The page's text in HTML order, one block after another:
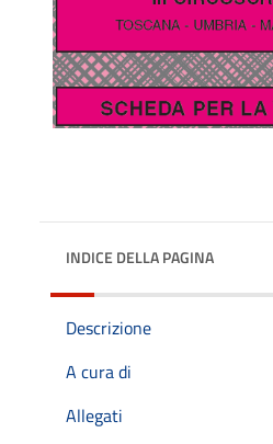
INDICE DELLA PAGINA
Descrizione
A cura di
Allegati